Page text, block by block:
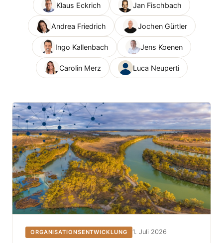
Klaus Eckrich Jan Fischbach
Andrea Friedrich Jochen Gürtler
Ingo Kallenbach Jens Koenen
Carolin Merz Luca Neuperti
ORGANISATIONSENTWICKLUNG 1. Juli 2026